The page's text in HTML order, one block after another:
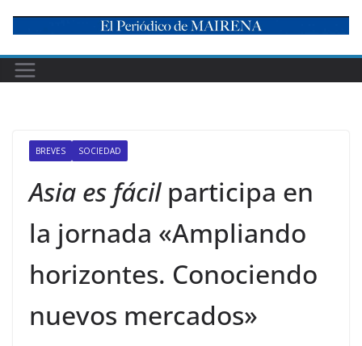
content
BREVES SOCIEDAD
Asia es fácilparticipa en
la jornada «Ampliando
horizontes. Conociendo
nuevos mercados»